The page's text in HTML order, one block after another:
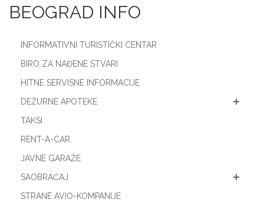
BEOGRAD INFO
INFORMATIVNI TURISTIČKI CENTAR
BIRO ZA NAĐENE STVARI
HITNE SERVISNE INFORMACIJE
DEŽURNE APOTEKE
TAKSI
RENT-A-CAR
JAVNE GARAŽE
SAOBRAĆAJ
STRANE AVIO-KOMPANIJE